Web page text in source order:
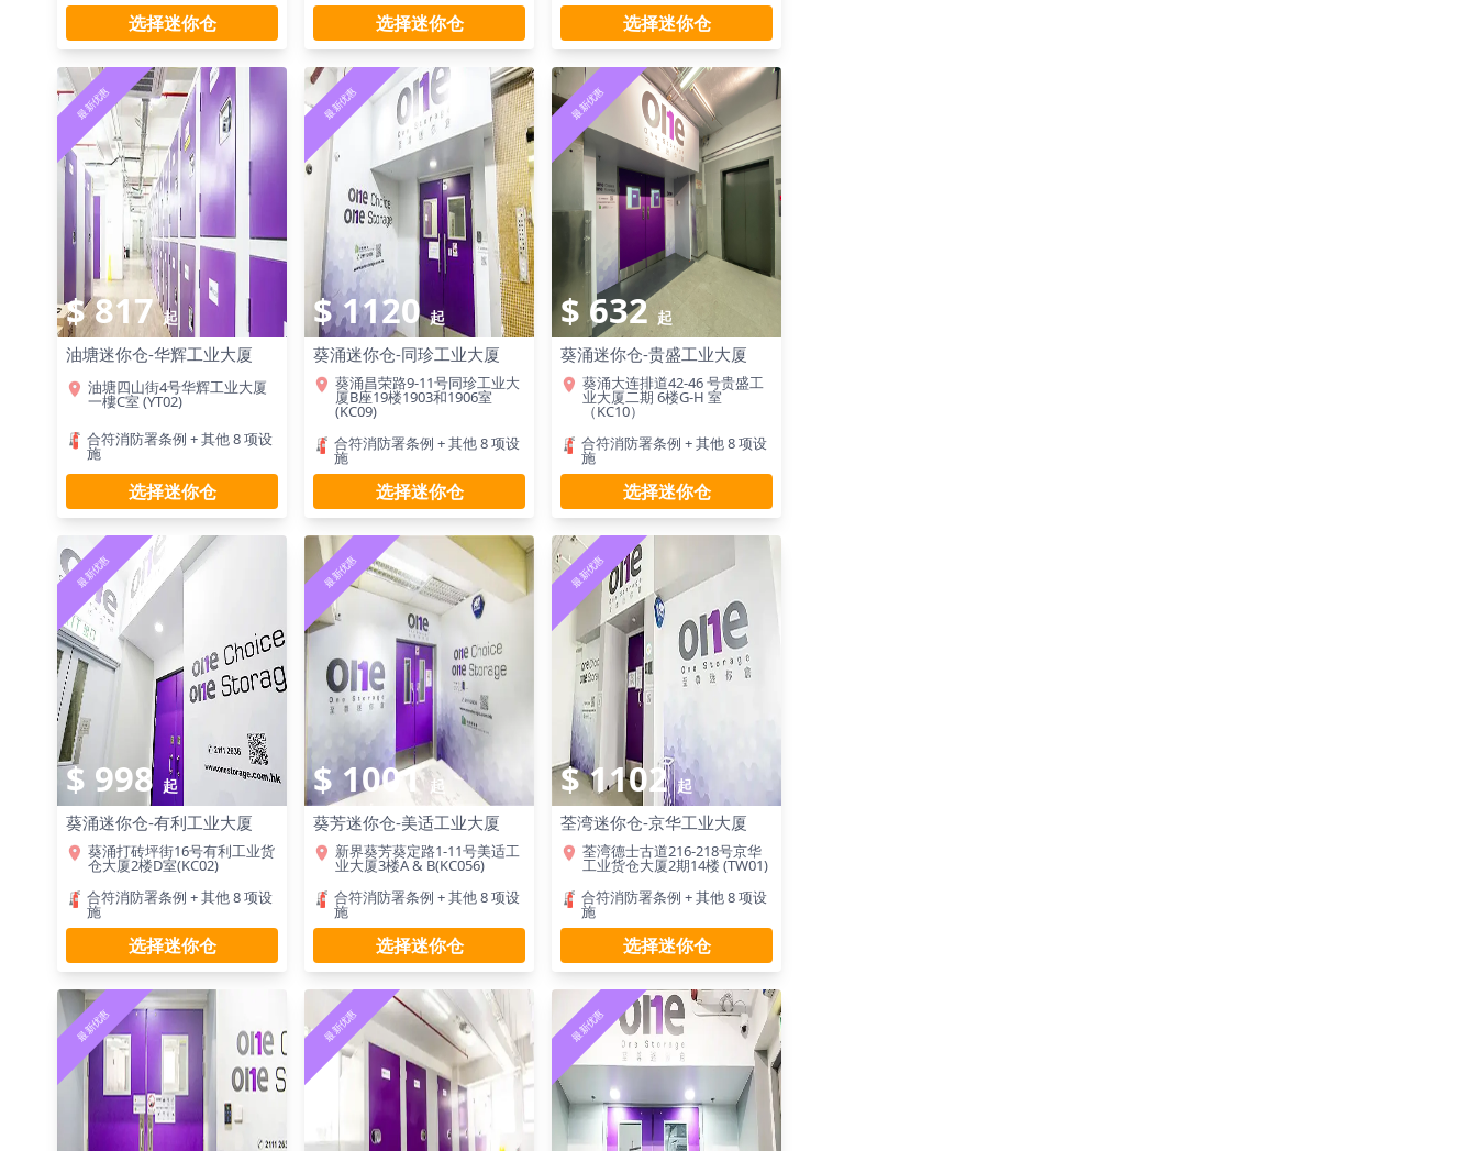
选择迷你仓 选择迷你仓 选择迷你仓
最新优惠
$ 817起
油塘迷你仓-华辉工业大厦
油塘四山街4号华辉工业大厦
一樓C室 (YT02)
合符消防署条例 + 其他 8 项设
施
选择迷你仓
最新优惠
$ 1120起
葵涌迷你仓-同珍工业大厦
葵涌昌荣路9-11号同珍工业大
厦B座19楼1903和1906室
(KC09)
合符消防署条例 + 其他 8 项设
施
选择迷你仓
最新优惠
$ 632起
葵涌迷你仓-贵盛工业大厦
葵涌大连排道42-46 号贵盛工
业大厦二期 6楼G-H 室
（KC10）
合符消防署条例 + 其他 8 项设
施
选择迷你仓
最新优惠
$ 998 起
葵涌迷你仓-有利工业大厦
葵涌打砖坪街16号有利工业货
仓大厦2楼D室(KC02)
合符消防署条例 + 其他 8 项设
施
选择迷你仓
最新优惠
$ 1001起
葵芳迷你仓-美适工业大厦
新界葵芳葵定路1-11号美适工
业大厦3楼A & B(KC056)
合符消防署条例 + 其他 8 项设
施
选择迷你仓
最新优惠
$ 1102起
荃湾迷你仓-京华工业大厦
荃湾德士古道216-218号京华
工业货仓大厦2期14楼 (TW01)
合符消防署条例 + 其他 8 项设
施
选择迷你仓
最新优惠 最新优惠 最新优惠